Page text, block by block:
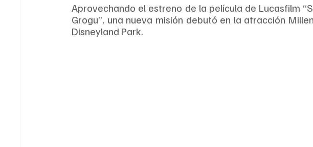
Aprovechando el estreno de la película de Lucasfilm
Grogu”, una nueva misión debutó en la atracción
Disneyland Park.